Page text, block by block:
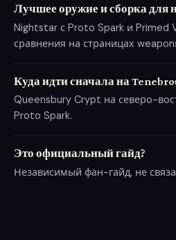
Лучшее оружие и сборка для
Nightstar с Proto Spark и Primed
сравнения на страницах
Куда идти сначала на
Queensbury Crypt на северо-
Proto Spark.
Это официальный гайд?
Независимый фан-гайд, не